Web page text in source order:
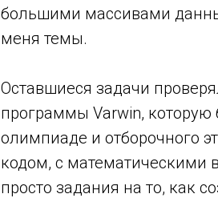
большими массивами
меня темы.
Оставшиеся задачи
программы Varwin, которую
олимпиаде и отборочного
кодом, с математическими
просто задания на то, как